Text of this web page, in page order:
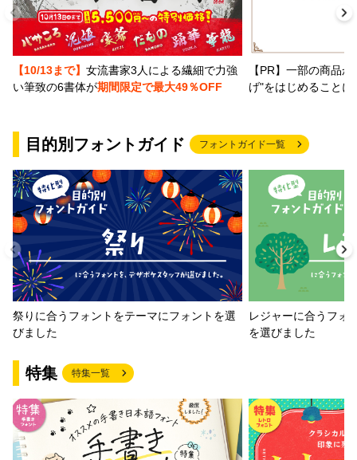
【10/13まで】 女流書家3人による繊細で力強
い筆致の6書体が期間限定で最大49％OFF
【PR】一部の商品
げ"をはじめること
目的別フォントガイド フォントガイド一覧
祭りに合うフォントをテーマにフォントを選
びました
レジャーに合うフォ
を選びました
特集 特集一覧